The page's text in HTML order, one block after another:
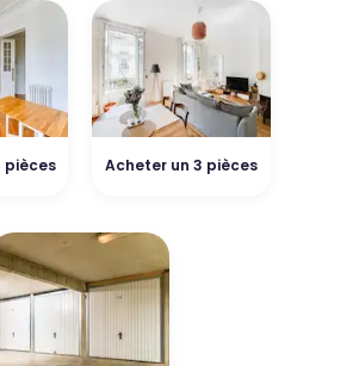
pièces Acheter un 3 pièces